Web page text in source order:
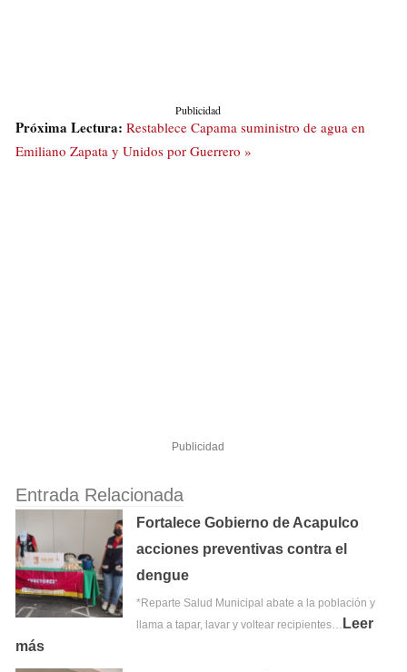
Publicidad
Próxima Lectura: Restablece Capama suministro de agua en
Emiliano Zapata y Unidos por Guerrero »
Publicidad
Entrada Relacionada
Fortalece Gobierno de Acapulco
acciones preventivas contra el
dengue
*Reparte Salud Municipal abate a la población y
llama a tapar, lavar y voltear recipientes… Leer
más